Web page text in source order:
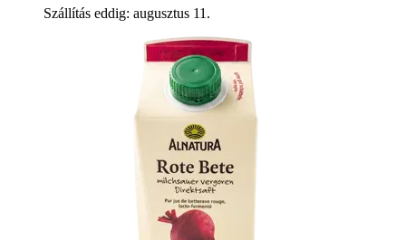
Szállítás eddig: augusztus 11.